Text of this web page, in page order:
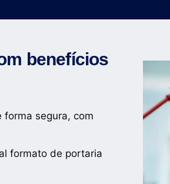
benefícios
segura, com
formato de portaria